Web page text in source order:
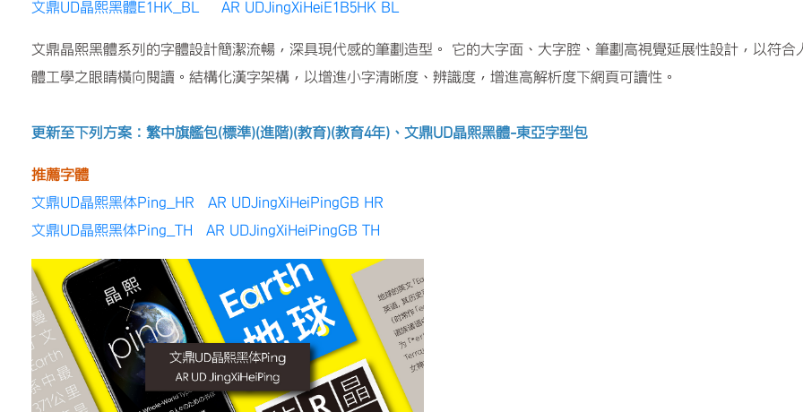
文鼎UD晶熙黑體E1HK_BL AR UDJingXiHeiE1B5HK BL
文鼎晶熙黑體系列的字體設計簡潔流暢，深具現代感的筆劃造型。 它的大字面、大字腔、筆劃高視覺延展性設計，以符合
體工學之眼睛橫向閱讀。結構化漢字架構，以增進小字清晰度、辨識度，增進高解析度下網頁可讀性。
更新至下列方案：繁中旗艦包(標準)(進階)(教育)(教育4年)、文鼎UD晶熙黑體-東亞字型包
推薦字體
文鼎UD晶熙黑体Ping_HR AR UDJingXiHeiPingGB HR
文鼎UD晶熙黑体Ping_TH AR UDJingXiHeiPingGB TH